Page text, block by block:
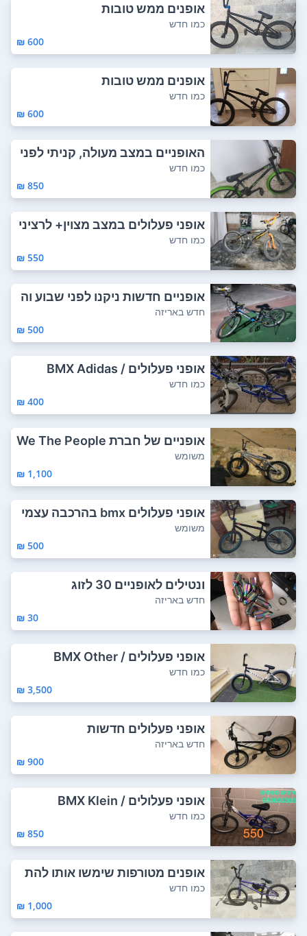
אופנים ממש טובות
כמו חדש
600 ₪
אופנים ממש טובות
כמו חדש
600 ₪
האופניים במצב מעולה, קניתי לפני
שנה בערך...
כמו חדש
850 ₪
אופני פעלולים במצב מצוין+ לרציני
ים בלבד ...
כמו חדש
550 ₪
אופניים חדשות ניקנו לפני שבוע וה
תחרטתי
חדש באריזה
500 ₪
אופני פעלולים / BMX Adidas
כמו חדש
400 ₪
אופניים של חברת We The People
אופני...
משומש
1,100 ₪
אופני פעלולים bmx בהרכבה עצמי
ת . במצב טו...
משומש
500 ₪
ונטילים לאופניים 30 לזוג
חדש באריזה
30 ₪
אופני פעלולים / BMX Other
כמו חדש
3,500 ₪
אופני פעלולים חדשות
חדש באריזה
900 ₪
אופני פעלולים / BMX Klein
כמו חדש
850 ₪
אופנים מטורפות שימשו אותו להת
חלה באלף שק...
כמו חדש
1,000 ₪